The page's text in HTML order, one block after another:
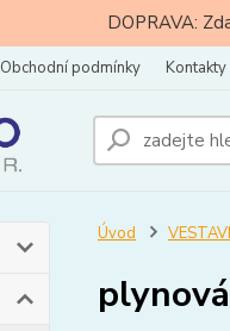
DOPRAVA:
Obchodní podmínky
Úvod